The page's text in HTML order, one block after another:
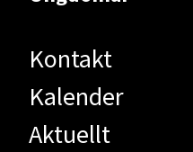
Kontakt
Kalender
Aktuellt